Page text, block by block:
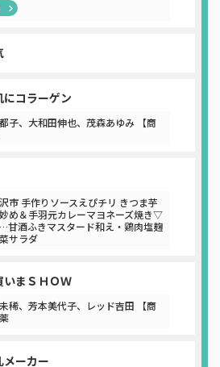
コラーゲン
都子、大和田伸也、茂森あゆみ 【商
市 手作りソースえぴチリ きつま芋
め＆手羽元カレーマヨネーズ焼き▽
甘酒ふきマスタード和え・鶏肉塩麹
サラダ
いまＳＨＯＷ
未稀、芳本美代子、レッド吉田 【商
メーカー